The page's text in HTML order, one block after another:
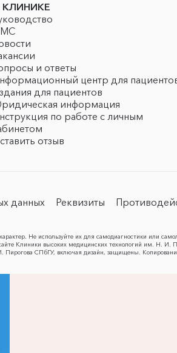
КЛИНИКЕ
и ответы
центр для
для пациентов
информация
по работе с личным
отзыв
данных Реквизиты
Не используйте их для самодиагностики или
Клиники высоких медицинских технологий им. Н. И.
СПбГУ, включая дизайн, защищены.